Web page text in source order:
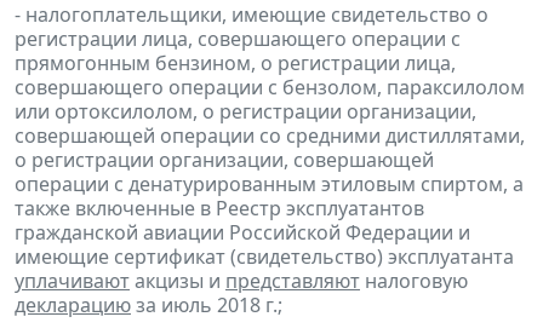
- налогоплательщики, имеющие свидетельство о
регистрации лица, совершающего операции с
прямогонным бензином, о регистрации лица,
совершающего операции с бензолом, параксилолом
или ортоксилолом, о регистрации организации,
совершающей операции со средними дистиллятами,
о регистрации организации, совершающей
операции с денатурированным этиловым спиртом, а
также включенные в Реестр эксплуатантов
гражданской авиации Российской Федерации и
имеющие сертификат (свидетельство) эксплуатанта
уплачиваютакцизы и представляют налоговую
декларациюза июль 2018 г.;